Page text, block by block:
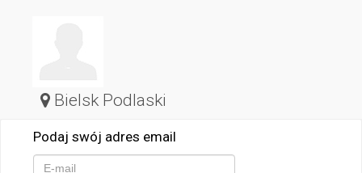
Bielsk Podlaski
Podaj swój adres email